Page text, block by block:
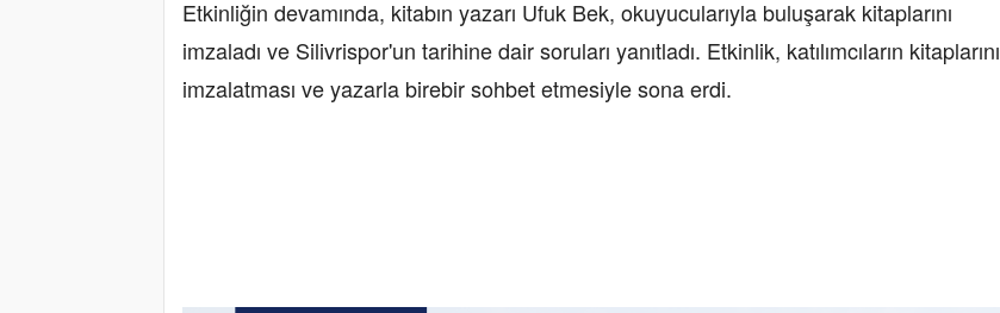
Etkinliğin devamında, kitabın yazarı Ufuk Bek, okuyucularıyla buluşarak kitaplarını
imzaladı ve Silivrispor'un tarihine dair soruları yanıtladı. Etkinlik, katılımcıların kitaplarını
imzalatması ve yazarla birebir sohbet etmesiyle sona erdi.